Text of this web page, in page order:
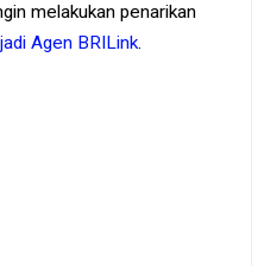
melakukan penarikan
Agen BRILink.